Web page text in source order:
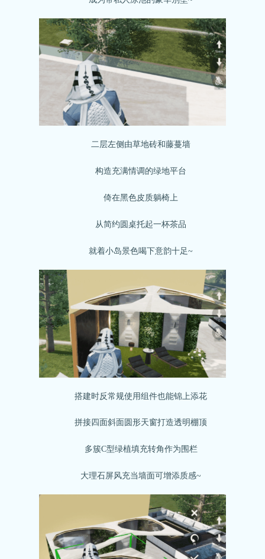
二层左侧由草地砖和藤蔓墙
构造充满情调的绿地平台
倚在黑色皮质躺椅上
从简约圆桌托起一杯茶品
就着小岛景色喝下意韵十足~
搭建时反常规使用组件也能锦上添花
拼接四面斜面圆形天窗打造透明棚顶
多簇C型绿植填充转角作为围栏
大理石屏风充当墙面可增添质感~
荒野行动官方微博 关注微信：网易荒野行动